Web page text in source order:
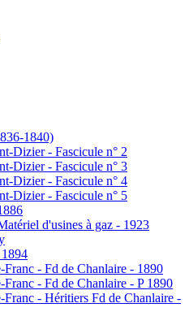
1840)
Dizier - Fascicule n° 2
Dizier - Fascicule n° 3
Dizier - Fascicule n° 4
Dizier - Fascicule n° 5
d'usines à gaz - 1923
- Fd de Chanlaire - 1890
- Fd de Chanlaire - P 1890
- Héritiers Fd de Chanlaire -